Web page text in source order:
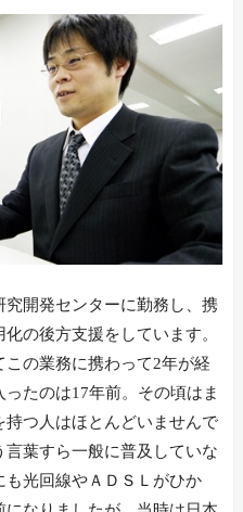
開発センターに勤務し、携
の後方支援をしています。
の業務に携わって2年が経
たのは17年前。その頃はま
つ人はほとんどいませんで
葉すら一般に普及していな
光回線やＡＤＳＬがひか